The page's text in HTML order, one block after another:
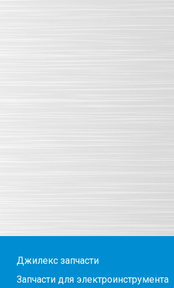
Джилекс запчасти
Запчасти для электроинструмента